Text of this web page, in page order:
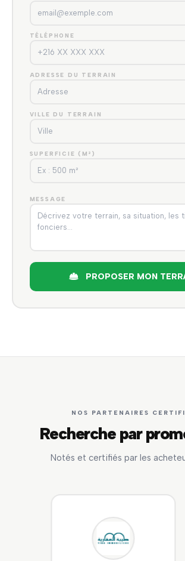
TÉLÉPHONE
ADRESSE DU TERRAIN
VILLE DU TERRAIN
SUPERFICIE (M²)
MESSAGE
PROPOSER MON
NOS PARTENAIRES
Recherche par
Notés et certifiés par les